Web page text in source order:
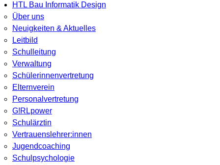
HTL Bau Informatik Design
Über uns
Neuigkeiten & Aktuelles
Leitbild
Schulleitung
Verwaltung
Schülerinnenvertretung
Elternverein
Personalvertretung
G!RLpower
Schulärztin
Vertrauenslehrer:innen
Jugendcoaching
Schulpsychologie